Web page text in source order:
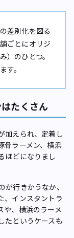
差別化を図る
ごとにオリジ
）のひとつ。
す。
たくさん
加えられ、定着し
骨ラーメン、横浜
ほどになりまし
行きかうなか、
、インスタントラ
や、横浜のラーメ
たというケースも